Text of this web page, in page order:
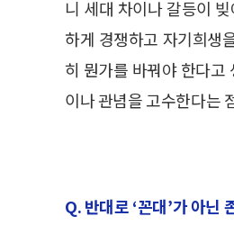
니 세대 차이나 갈등이
하게 경쟁하고 자기희생
히 뭔가를 바꿔야 한다고
이나 관념을 고수한다는
Q. 반대로 ‘꼰대’가 아닌